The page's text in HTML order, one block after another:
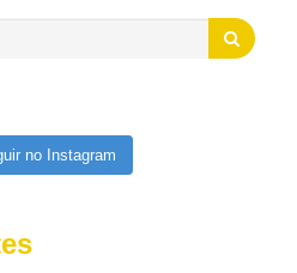
passada, o ex-diretor da
solicitou que os pagamentos
presidente em exercício
da União), ministro Bruno
no Instagram